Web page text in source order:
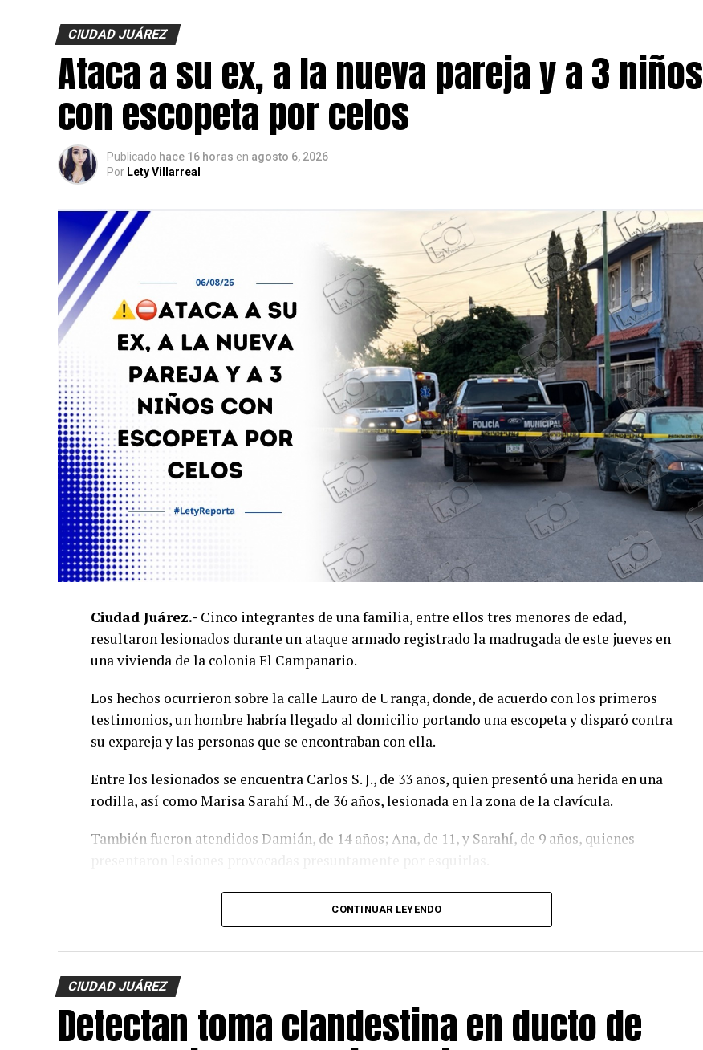
CIUDAD JUÁREZ
Ataca a su ex, a la nueva pareja y a 3 niños
con escopeta por celos
Publicado hace 16 horas en agosto 6, 2026
Por Lety Villarreal
Ciudad Juárez.- Cinco integrantes de una familia, entre ellos tres menores de edad,
resultaron lesionados durante un ataque armado registrado la madrugada de este jueves en
una vivienda de la colonia El Campanario.
Los hechos ocurrieron sobre la calle Lauro de Uranga, donde, de acuerdo con los primeros
testimonios, un hombre habría llegado al domicilio portando una escopeta y disparó contra
su expareja y las personas que se encontraban con ella.
Entre los lesionados se encuentra Carlos S. J., de 33 años, quien presentó una herida en una
rodilla, así como Marisa Sarahí M., de 36 años, lesionada en la zona de la clavícula.
También fueron atendidos Damián, de 14 años; Ana, de 11, y Sarahí, de 9 años, quienes
El probable responsable fue identificado como Abraham B., de 38 años, expareja de la mujer y
Agentes ministeriales acudieron al lugar para procesar la escena, recabar evidencias e iniciar
la búsqueda del presunto agresor, quien hasta el momento no ha sido detenido.
CONTINUAR LEYENDO
CIUDAD JUÁREZ
Detectan toma clandestina en ducto de